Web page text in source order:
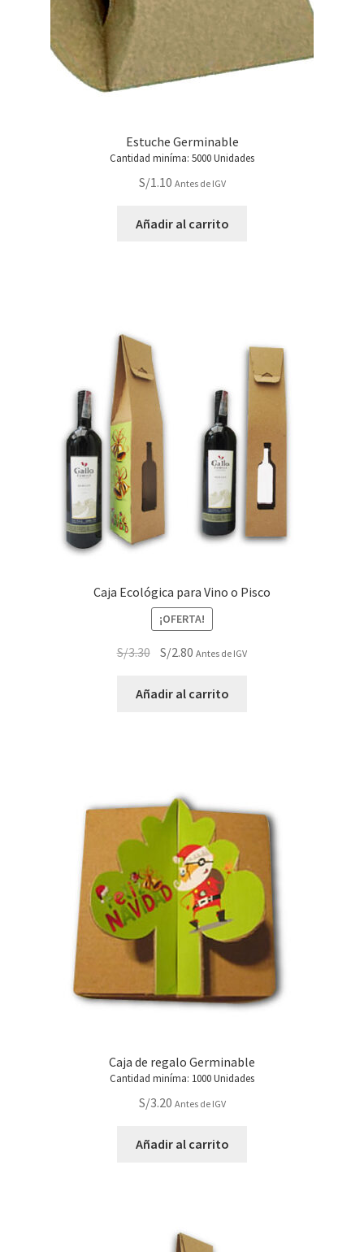
Estuche Germinable
Cantidad miníma: 5000 Unidades
S/1.10 Antes de IGV
Añadir al carrito
Caja Ecológica para Vino o Pisco
¡OFERTA!
S/3.30 El
original
S/2.80 El
actual
Antes de IGV
Añadir al carrito
Caja de regalo Germinable
Cantidad miníma: 1000 Unidades
S/3.20 Antes de IGV
Añadir al carrito